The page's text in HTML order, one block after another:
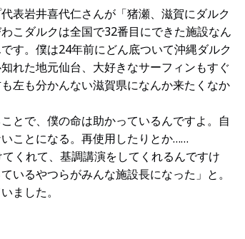
表岩井喜代仁さんが「猪瀬、滋賀にダルク
こダルクは全国で32番目にできた施設なん
す。僕は24年前にどん底ついて沖縄ダルク
れた地元仙台、大好きなサーフィンもすぐ
左も分かんない滋賀県になんか来たくなか
とで、僕の命は助かっているんですよ。自
ことになる。再使用したりとか……
くれて、基調講演をしてくれるんですけ
いるやつらがみんな施設長になった」と。
ました。